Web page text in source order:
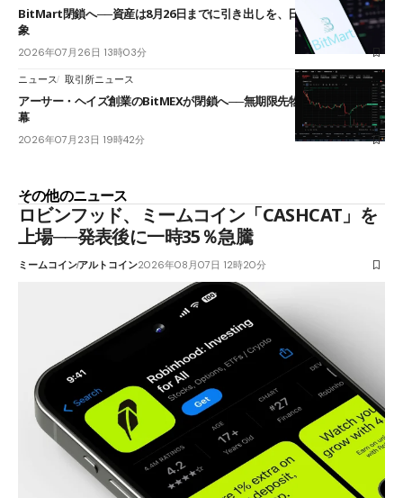
BitMart閉鎖へ──資産は8月26日までに引き出しを、日本人利用者も対
象
2026年07月26日 13時03分
ニュース 取引所ニュース
アーサー・ヘイズ創業のBitMEXが閉鎖へ──無期限先物を生んだ11年に
幕
2026年07月23日 19時42分
その他のニュース
ロビンフッド、ミームコイン「CASHCAT」を
上場──発表後に一時35％急騰
ミームコインアルトコイン2026年08月07日 12時20分